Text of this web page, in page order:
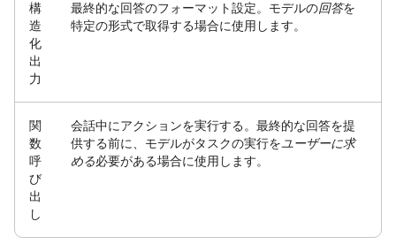
構
造
化
出
力
最終的な回答のフォーマット設定。 モデルの回答を
特定の形式で取得する場合に使用します。
関
数
呼
び
出
し
会話中にアクションを実行する。 最終的な回答を提
供する前に、モデルがタスクの実行をユーザーに求
める必要がある場合に使用します。